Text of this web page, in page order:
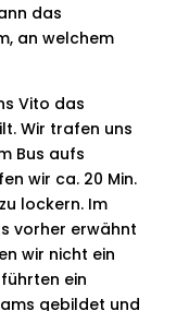
das
an welchem
Vito das
Wir trafen uns
Bus aufs
wir ca. 20 Min.
lockern. Im
vorher erwähnt
wir nicht ein
ein
gebildet und